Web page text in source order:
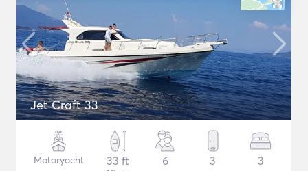
Jet Craft 33
Motoryacht
33 ft
6 3 3